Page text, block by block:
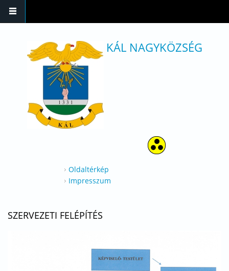
KÁL NAGYKÖZSÉG
Oldaltérkép
Impresszum
SZERVEZETI FELÉPÍTÉS